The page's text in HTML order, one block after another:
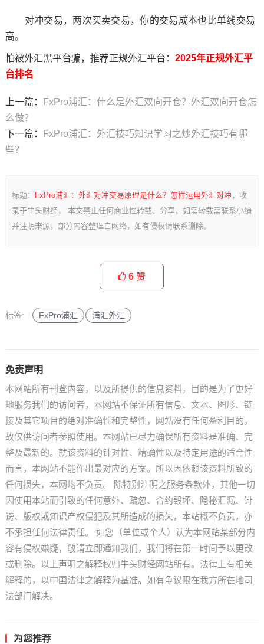
对冲交易，两次买卖交易，你的交易成本也比单线交易
高。
怕被外汇黑平台骗，推荐正规外汇平台： 2025年正规外汇平
台排名
上一篇：
FxPro浦汇：什么是外汇双向开仓？外汇双向开仓怎
么做？
下一篇：
FxPro浦汇：外汇技巧知识学习之炒外汇技巧有哪
些？
标题： FxPro浦汇：外汇对冲交易原理是什么？怎样运用外汇对冲 ，收
录于牛头财经， 本文禁止任何商业性转载、分享，如需转载需联系小编
并注明来源，部分内容整理自网络，如有侵权请联系删除。
6 赞
标签: FxPro浦汇 浦汇外汇
免责声明
本网站所有刊登内容，以及所提供的信息资料，目的是为了更好
地服务我们的访问者，本网站不保证所有信息、文本、图形、链
接及其它项目的绝对准确性和完整性，网站没有任何盈利目的，
故仅供访问者参照使用。本网站已尽力确保所有资料是准确、完
整及最新的。就该资料的针对性、精确性以及特定用途的适合性
而言，本网站不能作出最对应的方案。所以因依赖该资料所致的
任何损失，本网均不负责。 除特别注明之服务条款外，其他一切
因使用本站而引致的任何意外、疏忽、合约毁坏、隐秘汇漏、诽
谤、版权或知识产权侵犯及其所造成的损失，本站概不负责，亦
不承担任何法律责任。 如您（单位或个人）认为本网站某部分内
容有侵权嫌疑，敬请立即通知我们，我们将在第一时间予以更改
或删除。以上声明之解释权归牛头财经网站所有。法律上有相关
解释的，以中国法律之解释为基准。如有争议限在我方所在地司
法部门解决。
为您推荐